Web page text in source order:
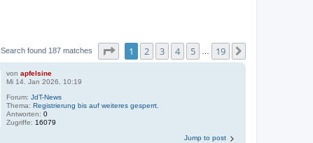
Search found 187 matches Seite von19
1 2 3 4 5 19
vonapfelsine
Mi 14. Jan 2026, 10:19
Forum:JdT-News
Thema:Registrierung bis auf weiteres gesperrt.
Antworten:0
Zugriffe: 16079
Jump to post